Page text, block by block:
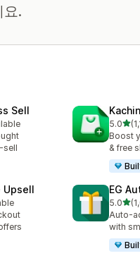
요.
Sell
sell
5.0별 5
총 리뷰
Boost
& free
Upsell EG
5.0별 5
총 리뷰
Auto-
with